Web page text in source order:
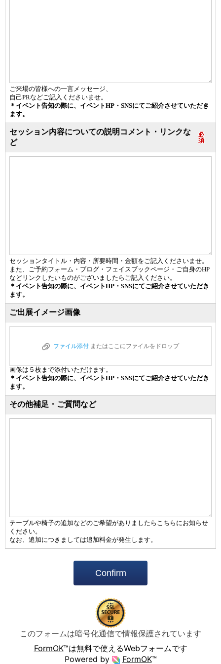
ご来場の皆様への一言メッセージ、
自己PRなどご記入くださいませ。
＊イベント告知の際に、イベントHP・SNSにてご紹介させていただき
ます。
セッション内容についての説明コメント・リンクな
ど
必
須
セッションタイトル・内容・所要時間・金額をご記入くださいませ。
また、ご予約フォーム・ブログ・フェイスブックページ・ご自身のHP
などリンクしたいものがございましたらご記入ください。
＊イベント告知の際に、イベントHP・SNSにてご紹介させていただき
ます。
ご出展イメージ画像
ファイル添付 またはここにファイルをドロップ
画像は５枚まで添付いただけます。
＊イベント告知の際に、イベントHP・SNSにてご紹介させていただき
ます。
その他補足・ご質問など
テーブルや椅子の追加などのご希望がありましたらこちらにお知らせ
ください。
なお、追加につきましては追加料金が発生します。
Confirm
このフォームは暗号化通信で情報保護されています
FormOK™は無料で使えるWebフォームです
Powered by
FormOK™